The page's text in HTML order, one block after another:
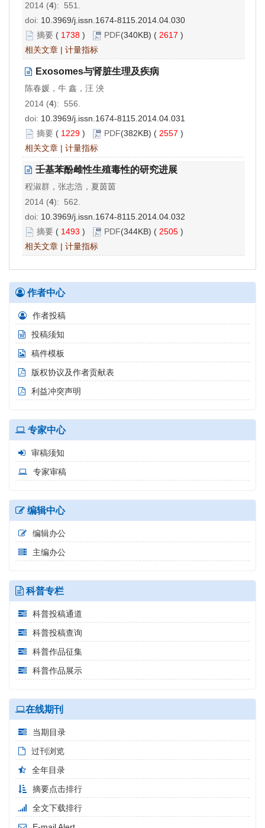
2014 (4): 551.
doi: 10.3969/j.issn.1674-8115.2014.04.030
摘要 ( 1738 ) PDF(340KB) ( 2617 )
相关文章 | 计量指标
Exosomes与肾脏生理及疾病
陈春媛，牛 鑫，汪 泱
2014 (4): 556.
doi: 10.3969/j.issn.1674-8115.2014.04.031
摘要 ( 1229 ) PDF(382KB) ( 2557 )
相关文章 | 计量指标
壬基苯酚雌性生殖毒性的研究进展
程淑群，张志浩，夏茵茵
2014 (4): 562.
doi: 10.3969/j.issn.1674-8115.2014.04.032
摘要 ( 1493 ) PDF(344KB) ( 2505 )
相关文章 | 计量指标
作者中心
作者投稿
投稿须知
稿件模板
版权协议及作者贡献表
利益冲突声明
专家中心
审稿须知
专家审稿
编辑中心
编辑办公
主编办公
科普专栏
科普投稿通道
科普投稿查询
科普作品征集
科普作品展示
在线期刊
当期目录
过刊浏览
全年目录
摘要点击排行
全文下载排行